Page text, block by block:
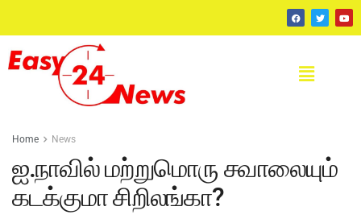
Home News
ஐ.நாவில் மற்றுமொரு சவாலையும்
கடக்குமா சிறிலங்கா?